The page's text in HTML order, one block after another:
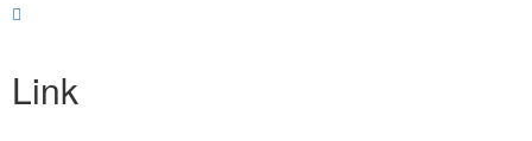
Link